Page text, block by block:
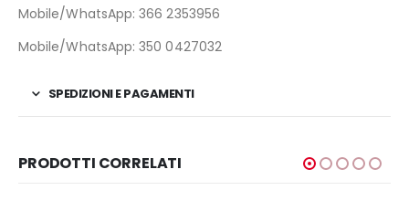
Mobile/WhatsApp: 366 2353956
Mobile/WhatsApp: 350 0427032
SPEDIZIONI E PAGAMENTI
PRODOTTI CORRELATI